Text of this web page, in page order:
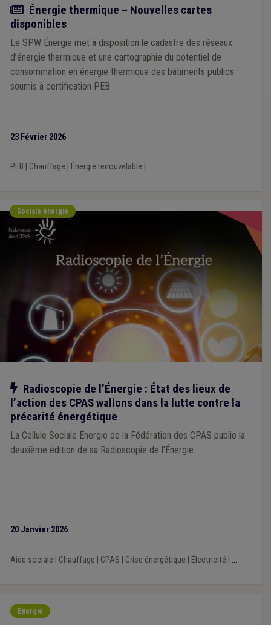
Actualité
Énergie thermique – Nouvelles cartes
disponibles
Le SPW Énergie met à disposition le cadastre des réseaux
d’énergie thermique et une cartographie du potentiel de
consommation en énergie thermique des bâtiments publics
soumis à certification PEB.
23 Février 2026
PEB Chauffage Énergie renouvelable
Sociale énergie
Notre action
Radioscopie de l’Énergie : État des lieux de
l’action des CPAS wallons dans la lutte contre la
précarité énergétique
La Cellule Sociale Énergie de la Fédération des CPAS publie la
deuxième édition de sa Radioscopie de l’Énergie.
20 Janvier 2026
Aide sociale Chauffage CPAS Crise énergétique Électricité ...
Energie